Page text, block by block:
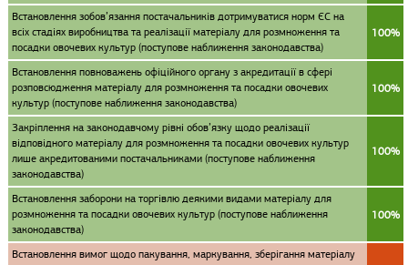
Встановлення зобов’язання постачальників дотримуватися норм ЄС на
всіх стадіях виробництва та реалізації матеріалу для розмноження та
посадки овочевих культур (поступове наближення законодавства)
100%
Встановлення повноважень офіційного органу з акредитації в сфері
розповсюдження матеріалу для розмноження та посадки овочевих
культур (поступове наближення законодавства)
100%
Закріплення на законодавчому рівні обов’язку щодо реалізації
відповідного матеріалу для розмноження та посадки овочевих культур
лише акредитованими постачальниками (поступове наближення
законодавства)
100%
Встановлення заборони на торгівлю деякими видами матеріалу для
розмноження та посадки овочевих культур (поступове наближення
законодавства)
100%
Встановлення вимог щодо пакування, маркування, зберігання матеріалу